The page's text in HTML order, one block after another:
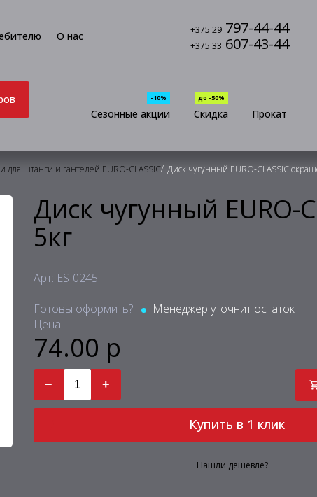
О нас +375 29 797-44-44
+375 33 607-43-44
Сезонные акции
-10%
Скидка
до -50%
Прокат
для штанги и гантелей EURO-CLASSIC/ Диск чугунный EURO-CLASSIC
Диск чугунный EURO-
5кг
Арт: ES-0245
Готовы оформить?:
Менеджер уточнит остаток
Цена:
74.00 р
− +
Купить в 1 клик
Нашли дешевле?